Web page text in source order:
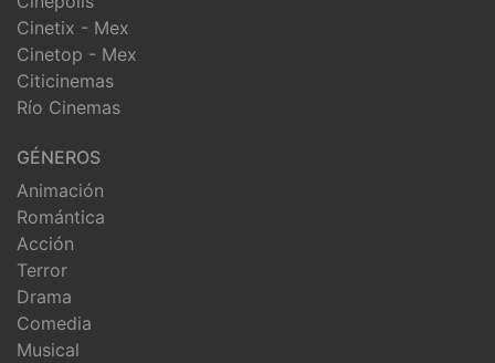
Cinetix - Mex
Cinetop - Mex
Citicinemas
Río Cinemas
GÉNEROS
Animación
Romántica
Acción
Terror
Drama
Comedia
Musical